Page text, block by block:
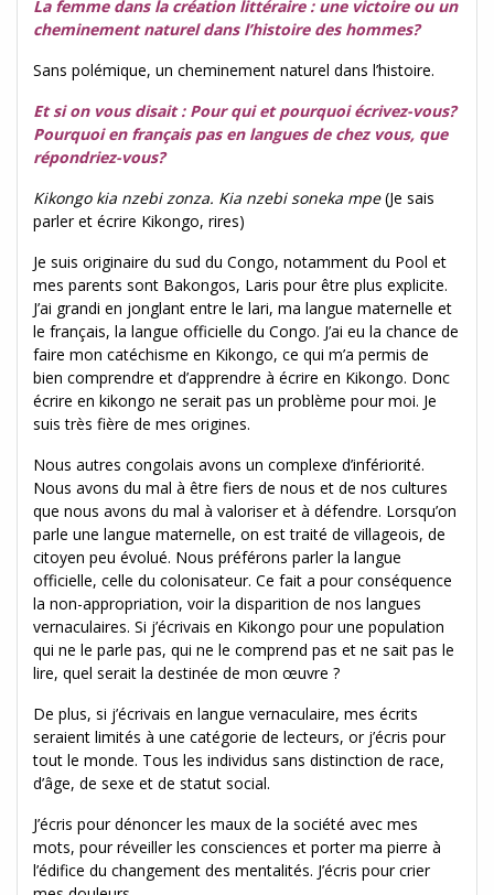
La femme dans la création littéraire : une victoire ou un
cheminement naturel dans l’histoire des hommes?
Sans polémique, un cheminement naturel dans l’histoire.
Et si on vous disait : Pour qui et pourquoi écrivez-vous?
Pourquoi en français pas en langues de chez vous, que
répondriez-vous?
Kikongo kia nzebi zonza. Kia nzebi soneka mpe(Je sais
parler et écrire Kikongo, rires)
Je suis originaire du sud du Congo, notamment du Pool et
mes parents sont Bakongos, Laris pour être plus explicite.
J’ai grandi en jonglant entre le lari, ma langue maternelle et
le français, la langue officielle du Congo. J’ai eu la chance de
faire mon catéchisme en Kikongo, ce qui m’a permis de
bien comprendre et d’apprendre à écrire en Kikongo. Donc
écrire en kikongo ne serait pas un problème pour moi. Je
suis très fière de mes origines.
Nous autres congolais avons un complexe d’infériorité.
Nous avons du mal à être fiers de nous et de nos cultures
que nous avons du mal à valoriser et à défendre. Lorsqu’on
parle une langue maternelle, on est traité de villageois, de
citoyen peu évolué. Nous préférons parler la langue
officielle, celle du colonisateur. Ce fait a pour conséquence
la non-appropriation, voir la disparition de nos langues
vernaculaires. Si j’écrivais en Kikongo pour une population
qui ne le parle pas, qui ne le comprend pas et ne sait pas le
lire, quel serait la destinée de mon œuvre ?
De plus, si j’écrivais en langue vernaculaire, mes écrits
seraient limités à une catégorie de lecteurs, or j’écris pour
tout le monde. Tous les individus sans distinction de race,
d’âge, de sexe et de statut social.
J’écris pour dénoncer les maux de la société avec mes
mots, pour réveiller les consciences et porter ma pierre à
l’édifice du changement des mentalités. J’écris pour crier